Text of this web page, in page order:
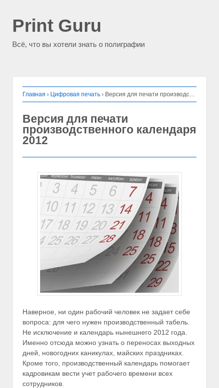
Print Guru
Всё, что вы хотели знать о полиграфии
Главная › Цифровая печать › Версия для печати производственного календаря 2012
Версия для печати
производственного календаря
2012
Наверное, ни один рабочий человек не задает себе
вопроса: для чего нужен производственный табель.
Не исключение и календарь нынешнего 2012 года.
Именно отсюда можно узнать о переносах выходных
дней, новогодних каникулах, майских праздниках.
Кроме того, производственный календарь помогает
кадровикам вести учет рабочего времени всех
сотрудников.